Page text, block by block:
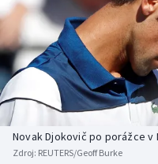
DALŠÍ SPORTY
Americký fotbal
Baseball a softbal
Biatlon
NEPŘEHLÉDNĚTE
Soutěže
Aplikace ČT sport
Novak Djokovič po porážce v
Zdroj: REUTERS/Geoff Burke